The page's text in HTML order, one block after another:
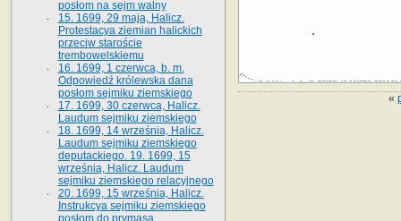
«
posłom na sejm walny
15. 1699, 29 maja, Halicz.
Protestacya ziemian halickich
przeciw staroście
trembowelskiemu
16. 1699, 1 czerwca, b. m.
Odpowiedź królewska dana
posłom sejmiku ziemskiego
17. 1699, 30 czerwca, Halicz.
Laudum sejmiku ziemskiego
18. 1699, 14 września, Halicz.
Laudum sejmiku ziemskiego
deputackiego. 19. 1699, 15
września, Halicz. Laudum
sejmiku ziemskiego relacyjnego
20. 1699, 15 września, Halicz.
Instrukcya sejmiku ziemskiego
posłom do prymasa